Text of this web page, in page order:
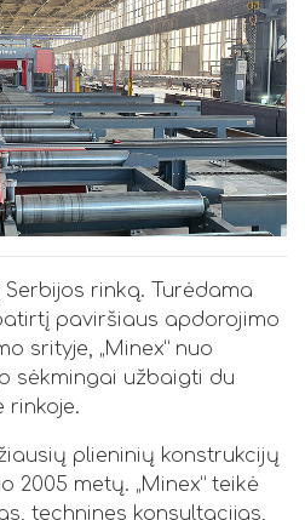
Serbijos rinką. Turėdama
paviršiaus apdorojimo
srityje, „Minex“ nuo
sėkmingai užbaigti du
rinkoje.
plieninių konstrukcijų
2005 metų. „Minex“ teikė
technines konsultacijas,